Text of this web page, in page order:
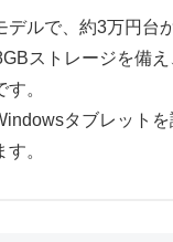
デルで、約3万円台
ストレージを備
。
タブレット
。